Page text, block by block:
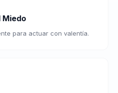
Miedo
para actuar con valentía.